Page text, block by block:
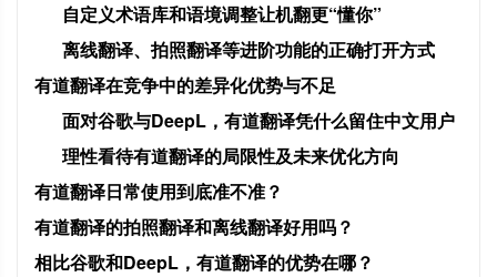
自定义术语库和语境调整让机翻更“懂你”
离线翻译、拍照翻译等进阶功能的正确打开方式
有道翻译在竞争中的差异化优势与不足
面对谷歌与DeepL，有道翻译凭什么留住中文用户
理性看待有道翻译的局限性及未来优化方向
有道翻译日常使用到底准不准？
有道翻译的拍照翻译和离线翻译好用吗？
相比谷歌和DeepL，有道翻译的优势在哪？